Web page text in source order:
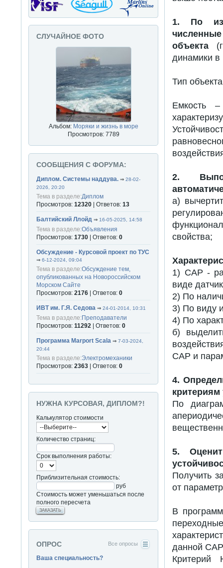
1. По
объекта
динамики
Тип
Емкость –
2.
а)
свойства;
1) САР -
виде
2) По
3) По виду
4) По
б)
САР и
4.
критериям
По
5.
Получить
от
В
данной САР
Критерий
СЛУЧАЙНОЕ ФОТО
Альбом: Моряки и жизнь в море
Просмотров: 7789
СООБЩЕНИЯ С ФОРУМА:
Диплом. Системы наддува. ⇒28-02-
2026, 20:20
Тема в разделе:Диплом
Просмотров:12320 | Ответов:13
Балтийский Ллойд ⇒16-05-2025, 14:58
Тема в разделе:Объявления
Просмотров:1730 | Ответов:0
Обсуждение - Курсовой проект по ТУС
⇒6-12-2024, 09:04
Тема в разделе:Обсуждение тем,
опубликованных на Новороссийском
Морском Сайте
Просмотров:2176 | Ответов:0
ИВТ им. Г.Я. Седова ⇒24-01-2014, 10:31
Тема в разделе:Преподаватели
Просмотров:11292 | Ответов:0
Программа Marport Scala ⇒7-03-2024,
20:44
Тема в разделе:Электромеханики
Просмотров:2363 | Ответов:0
НУЖНА КУРСОВАЯ, ДИПЛОМ?!
Калькулятор стоимости
Количество страниц:
Срок выполнения работы:
Приблизительная стоимость:
руб
Стоимость может уменьшаться после
полного пересчета
ЗАКАЗАТЬ
ОПРОС Все опросы
Ваша специальность?